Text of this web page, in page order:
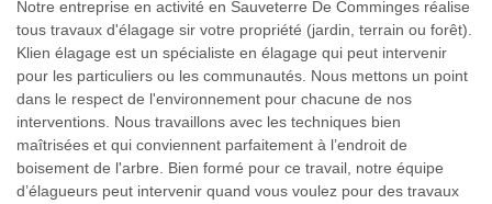
Notre entreprise en activité en Sauveterre De Comminges réalise
tous travaux d'élagage sir votre propriété (jardin, terrain ou forêt).
Klien élagage est un spécialiste en élagage qui peut intervenir
pour les particuliers ou les communautés. Nous mettons un point
dans le respect de l'environnement pour chacune de nos
interventions. Nous travaillons avec les techniques bien
maîtrisées et qui conviennent parfaitement à l’endroit de
boisement de l'arbre. Bien formé pour ce travail, notre équipe
d’élagueurs peut intervenir quand vous voulez pour des travaux